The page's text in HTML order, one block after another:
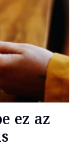
ez az